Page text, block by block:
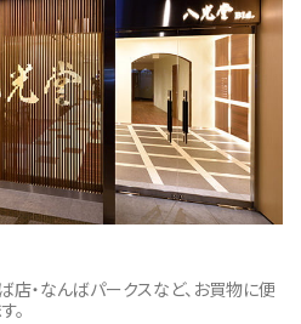
店・なんばパークスなど、お買物に便
。